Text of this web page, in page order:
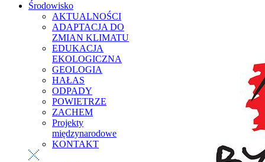
Środowisko
AKTUALNOŚCI
ADAPTACJA DO
ZMIAN KLIMATU
EDUKACJA
EKOLOGICZNA
GEOLOGIA
HAŁAS
ODPADY
POWIETRZE
ZACHEM
Projekty
międzynarodowe
KONTAKT